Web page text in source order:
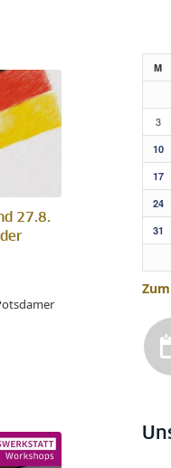
27.8.
M
3
10
17
24
31